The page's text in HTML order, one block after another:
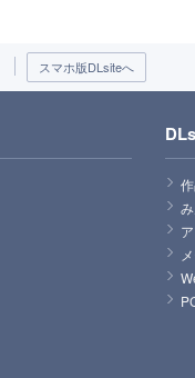
スマホ版DLsiteへ